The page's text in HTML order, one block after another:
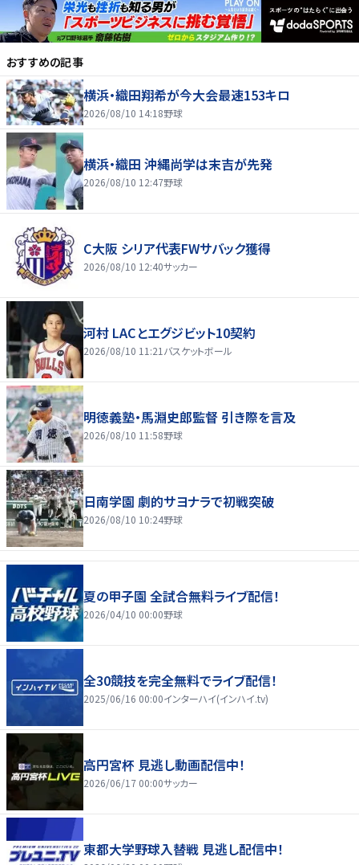
おすすめの記事
横浜・織田翔希が今大会最速153キロ
2026/08/10 14:18野球
横浜・織田 沖縄尚学は末吉が先発
2026/08/10 12:47野球
C大阪 シリア代表FWサバック獲得
2026/08/10 12:40サッカー
河村 LACとエグジビット10契約
2026/08/10 11:21 バスケットボール
明徳義塾・馬淵史郎監督 引き際を言及
2026/08/10 11:58野球
日南学園 劇的サヨナラで初戦突破
2026/08/10 10:24野球
夏の甲子園 全試合無料ライブ配信！
2026/04/10 00:00野球
全30競技を完全無料でライブ配信！
2025/06/16 00:00インターハイ(インハイ.tv)
高円宮杯 見逃し動画配信中！
2026/06/17 00:00サッカー
東都大学野球入替戦 見逃し配信中！